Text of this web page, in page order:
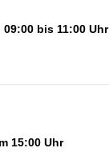
bis 11:00 Uhr
15:00 Uhr